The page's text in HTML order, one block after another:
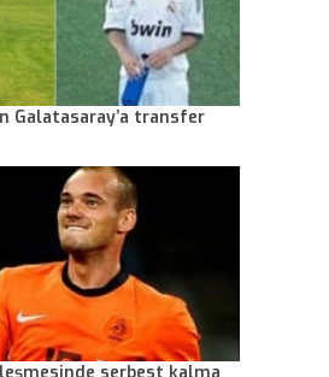
Galatasaray’a transfer